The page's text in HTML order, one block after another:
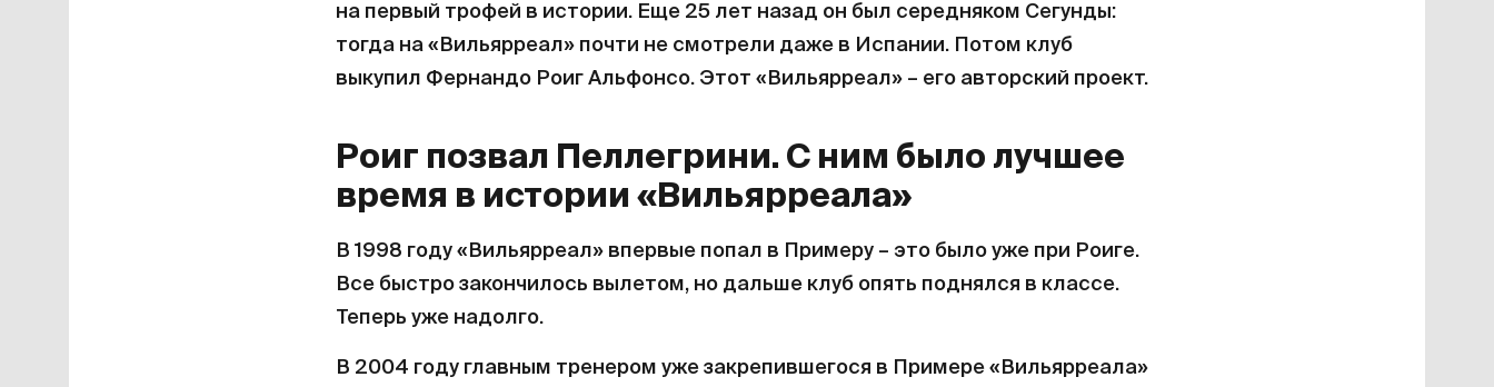
на первый трофей в истории. Еще 25 лет назад он был середняком Сегунды:
тогда на «Вильярреал» почти не смотрели даже в Испании. Потом клуб
выкупил Фернандо Роиг Альфонсо. Этот «Вильярреал» – его авторский проект.
Роиг позвал Пеллегрини. С ним было лучшее
время в истории «Вильярреала»
В 1998 году «Вильярреал» впервые попал в Примеру – это было уже при Роиге.
Все быстро закончилось вылетом, но дальше клуб опять поднялся в классе.
Теперь уже надолго.
В 2004 году главным тренером уже закрепившегося в Примере «Вильярреала»